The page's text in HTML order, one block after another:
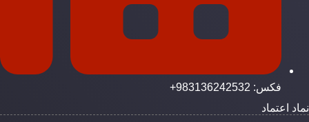
فکس: 983136242532+
اعتماد